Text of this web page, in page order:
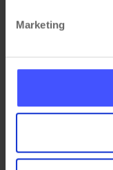
Marketing